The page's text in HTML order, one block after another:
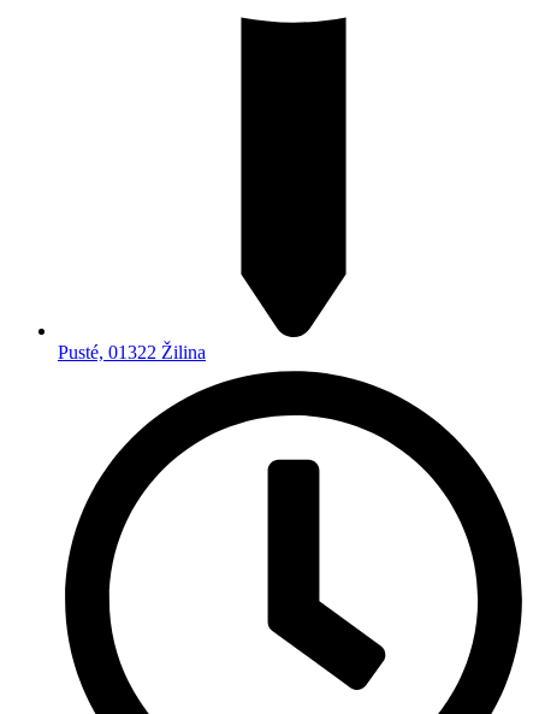
Pusté, 01322 Žilina